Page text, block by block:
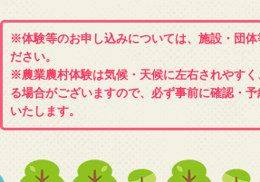
※体験等のお申し込みについては、施設・団体
ださい。
※農業農村体験は気候・天候に左右されやす
る場合がございますので、必ず事前に確認・
いたします。